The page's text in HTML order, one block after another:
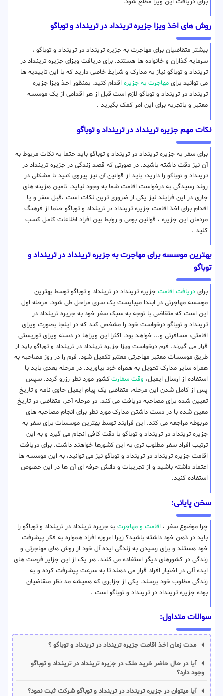
برای دریافت این ویزا مطلع شود.
روش های اخذ ویزا جزیره ترینداد در ترینداد‌ و توباگو
بیشتر متقاضیان برای مهاجرت به جزیره ترینداد در ترینداد‌ و توباگو ،
سرمایه گذاران و خانواده ها هستند. برای دریافت ویزای جزیره ترینداد در
ترینداد‌ و توباگو نیاز به مدارک و شرایط خاصی دارید که با این تاییدیه ها
می توانید برای مهاجرت به جزیره اقدام کنید. بمنظور اخذ ویزا جزیره
ترینداد در ترینداد‌ و توباگو لازم است قبل از هر اقدامی از یک موسسه
معتبر و باتجربه برای این امر کمک بگیرید .
نکات مهم جزیره ترینداد در ترینداد‌ و توباگو
برای سفر به جزیره ترینداد در ترینداد‌ و توباگو باید حتما به نکات مربوط به
آن نیز دقت داشته باشید. در صورتی که قصد زندگی در جزیره ترینداد در
ترینداد‌ و توباگو را دارید، باید از قوانین آن نیز پیروی کنید تا مشکلی در
روند رسیدگی به درخواست اقامت شما به وجود نیاید. تامین هزینه های
جاری در این فرایند نیز یکی از ضروری ترین نکات است ،قبل سفر و یا
اقدام برای اخذ اقامت جزیره ترینداد در ترینداد‌ و توباگو حتما از فرهنگ
مردمان این جزیره ، قوانین بومی و روابط بین افراد اطلاعات کامل کسب
کنید .
بهترین موسسه برای مهاجرت به جزیره ترینداد در ترینداد‌ و
توباگو
برای دریافت اقامت جزیره ترینداد در ترینداد‌ و توباگو توسط بهترین
موسسه مهاجرتی در ابتدا میبایست یک سری مراحل طی شود. مرحله اول
این است که متقاضی با توجه به سبک سفر خود به جزیره ترینداد در
ترینداد‌ و توباگو درخواست خود را مشخص کند که در اینجا بصورت ویزای
اقامتی، مسافرتی و... خواهد بود. اکثرا این ویزاها در دسته ویزای توریستی
قرار می گیرند. فرم درخواست ویزا جزیره ترینداد در ترینداد‌ و توباگو باید از
طریق موسسات معتبر مهاجرتی معتبر تکمیل شود. فرم را در روز مصاحبه به
همراه سایر مدارک تحویل به همراه خود بیاورید. در مرحله بعدی باید با
استفاده از ارسال ایمیل، وقت سفارت کشور مورد نظر رزرو گردد. سپس
پس از کامل شدن این مرحله، متقاضی یک پیام ایمیل حاوی نامه و تاریخ
تعیین شده برای مصاحبه دریافت می کند. در مرحله آخر، متقاضی در تاریخ
معین شده با در دست داشتن مدارک مورد نظر برای انجام مصاحبه های
مربوطه مراجعه می کند. این فرایند توسط بهترین موسسات برای سفر به
جزیره ترینداد در ترینداد‌ و توباگو با دقت کافی انجام می گیرد و به این
ترتیب افراد سفر مطلوب تری به این کشورها خواهند داشت. برای دریافت
اقامت جزیره ترینداد در ترینداد‌ و توباگو نیز می توانید، به این موسسه ها
اعتماد داشته باشید و از تجریبات و دانش حرفه ای آن ها در این خصوص
استفاده کنید.
سخن پایانی:
چرا موضوع سفر ، اقامت و مهاجرت به جزیره ترینداد در ترینداد‌ و توباگو را
باید در ذهن خود داشته باشید؟ زیرا امروزه افراد همواره به فکر پیشرفت
خود هستند و برای رسیدن به زندگی ایده آل خود از روش های مهاجرتی و
زندگی در کشورهای دیگر استفاده می کنند. هر یک از این جزایر فرصت های
ایده آلی در اختیار افراد قرار می دهند تا به سرعت پیشرفت کرده و به
زندگی مطلوب خود برسند. یکی از جزایری که همیشه مد نظر متقاضیان
بوده جزیره ترینداد در ترینداد‌ و توباگو است .
سوالات متداول:
مدت زمان اخذ اقامت جزیره ترینداد در ترینداد‌ و توباگو ؟
آیا در حال حاضر خرید ملک در جزیره ترینداد در ترینداد‌ و توباگو
وجود دارد؟
آیا میتوان در جزیره ترینداد در ترینداد‌ و توباگو شرکت ثبت نمود؟